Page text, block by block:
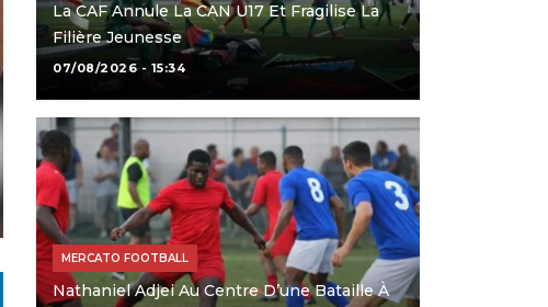
La CAF Annule La CAN U17 Et Fragilise La
Filière Jeunesse
07/08/2026 - 15:34
MERCATO FOOTBALL
Nathaniel Adjei Au Centre D’une Bataille À